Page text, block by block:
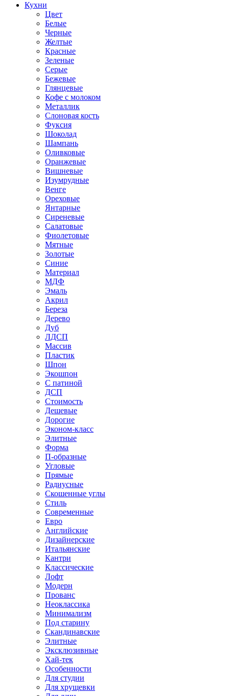
Кухни
Цвет
Белые
Черные
Желтые
Красные
Зеленые
Серые
Бежевые
Глянцевые
Кофе с молоком
Металлик
Слоновая кость
Фуксия
Шоколад
Шампань
Оливковые
Оранжевые
Вишневые
Изумрудные
Венге
Ореховые
Янтарные
Сиреневые
Салатовые
Фиолетовые
Мятные
Золотые
Синие
Материал
МДФ
Эмаль
Акрил
Береза
Дерево
Дуб
ЛДСП
Массив
Пластик
Шпон
Экошпон
С патиной
ДСП
Стоимость
Дешевые
Дорогие
Эконом-класс
Элитные
Форма
П-образные
Угловые
Прямые
Радиусные
Скошенные углы
Стиль
Современные
Евро
Английские
Дизайнерские
Итальянские
Кантри
Классические
Лофт
Модерн
Прованс
Неоклассика
Минимализм
Под старину
Скандинавские
Элитные
Эксклюзивные
Хай-тек
Особенности
Для студии
Для хрущевки